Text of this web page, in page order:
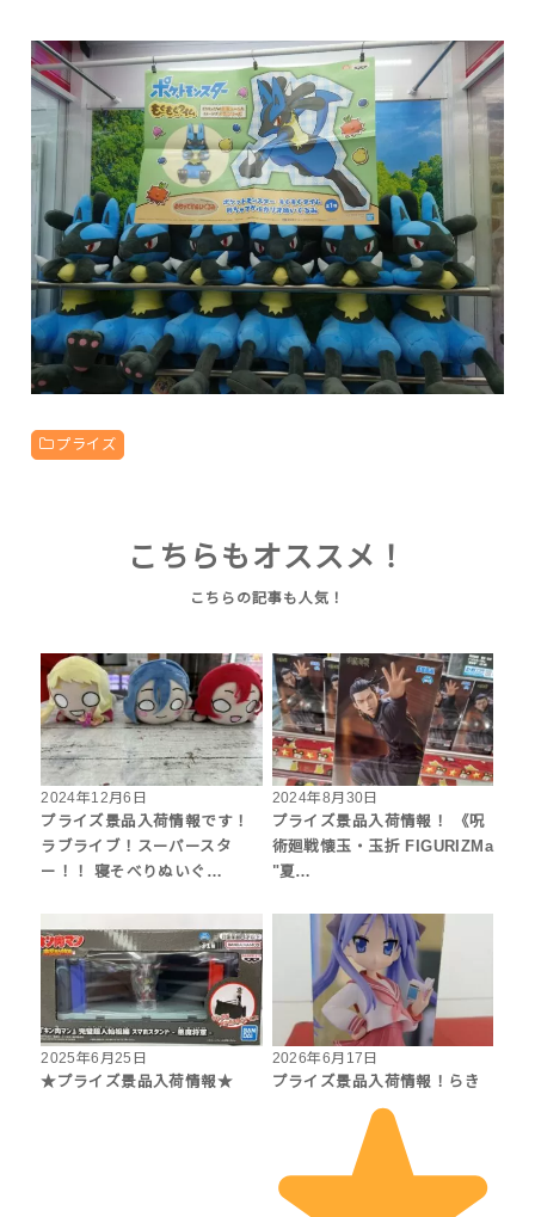
プライズ
こちらもオススメ！
2024年12月6日
プライズ景品入荷情報です！
ラブライブ！スーパースタ
ー！！ 寝そべりぬいぐ…
2024年8月30日
プライズ景品入荷情報！ 《呪
術廻戦懐玉・玉折 FIGURIZMa
"夏…
2025年6月25日
★プライズ景品入荷情報★
2026年6月17日
プライズ景品入荷情報！らき